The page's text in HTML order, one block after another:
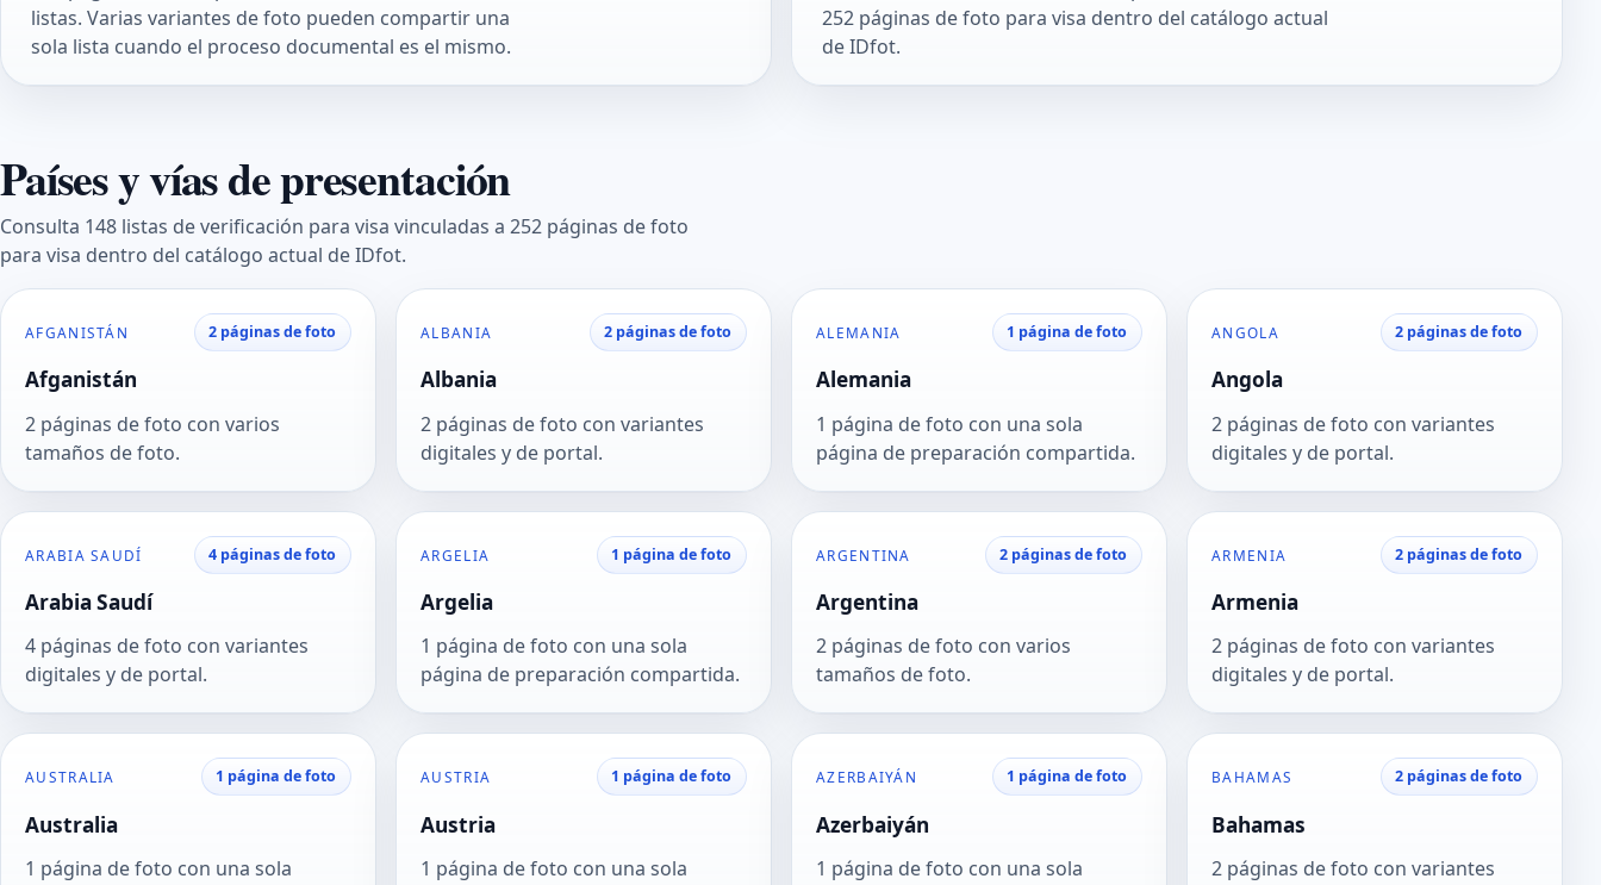
listas. Varias variantes de foto pueden compartir una
sola lista cuando el proceso documental es el mismo.
252 páginas de foto para visa dentro del catálogo actual
de IDfot.
Países y vías de presentación
Consulta 148 listas de verificación para visa vinculadas a 252 páginas de foto
para visa dentro del catálogo actual de IDfot.
AFGANISTÁN 2 páginas de foto
Afganistán
2 páginas de foto con varios
tamaños de foto.
ALBANIA 2 páginas de foto
Albania
2 páginas de foto con variantes
digitales y de portal.
ALEMANIA 1 página de foto
Alemania
1 página de foto con una sola
página de preparación compartida.
ANGOLA 2 páginas de foto
Angola
2 páginas de foto con variantes
digitales y de portal.
ARABIA SAUDÍ 4 páginas de foto
Arabia Saudí
4 páginas de foto con variantes
digitales y de portal.
ARGELIA 1 página de foto
Argelia
1 página de foto con una sola
página de preparación compartida.
ARGENTINA 2 páginas de foto
Argentina
2 páginas de foto con varios
tamaños de foto.
ARMENIA 2 páginas de foto
Armenia
2 páginas de foto con variantes
digitales y de portal.
AUSTRALIA 1 página de foto
Australia
1 página de foto con una sola
AUSTRIA 1 página de foto
Austria
1 página de foto con una sola
AZERBAIYÁN 1 página de foto
Azerbaiyán
1 página de foto con una sola
BAHAMAS 2 páginas de foto
Bahamas
2 páginas de foto con variantes